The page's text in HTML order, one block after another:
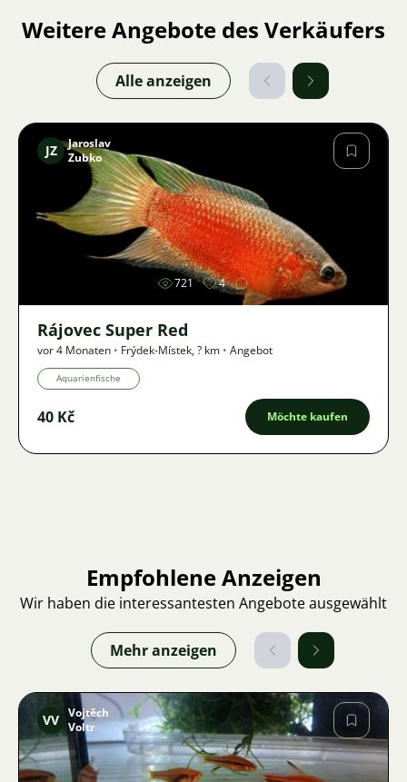
Weitere Angebote des Verkäufers
Alle anzeigen
Bild
JZ
Jaroslav
Zubko
721 4
Rájovec Super Red
vor 4 Monaten • Frýdek-Místek,? km • Angebot
Aquarienfische
40 Kč Möchte kaufen
Empfohlene Anzeigen
Wir haben die interessantesten Angebote ausgewählt
Mehr anzeigen
VV Vojtěch
Voltr